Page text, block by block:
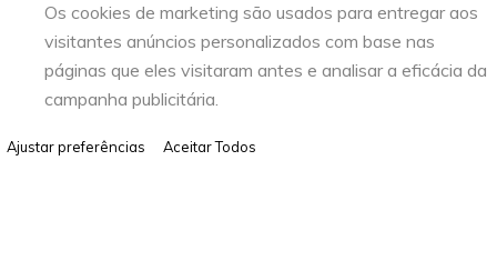
Os cookies de marketing são usados para entregar aos
visitantes anúncios personalizados com base nas
páginas que eles visitaram antes e analisar a eficácia da
campanha publicitária.
Ajustar preferências Aceitar Todos